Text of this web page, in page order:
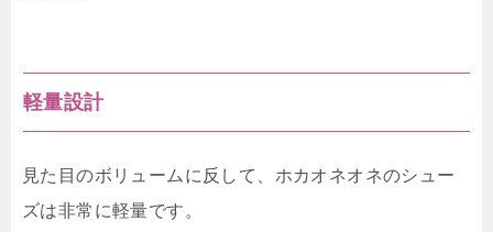
軽量設計
見た目のボリュームに反して、ホカオネオネのシュー
ズは非常に軽量です。